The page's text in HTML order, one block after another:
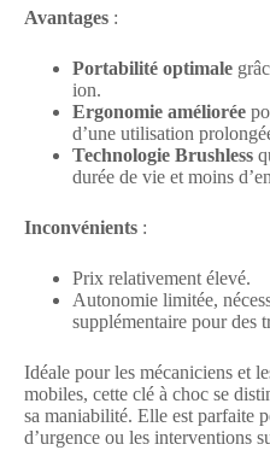
Avantages :
Portabilité optimale
ion.
Ergonomie améliorée
d’une utilisation
Technologie Brushless
durée de vie et moins
Inconvénients :
Prix relativement élevé.
Autonomie limitée,
supplémentaire pour des
Idéale pour les mécaniciens et
mobiles, cette clé à choc se
sa maniabilité. Elle est parfaite
d’urgence ou les interventions